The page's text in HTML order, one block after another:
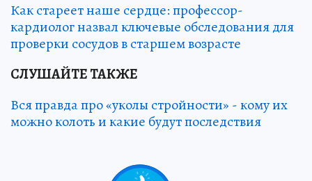
Как стареет наше сердце: профессор-
кардиолог назвал ключевые обследования для
проверки сосудов в старшем возрасте
СЛУШАЙТЕ ТАКЖЕ
Вся правда про «уколы стройности» - кому их
можно колоть и какие будут последствия